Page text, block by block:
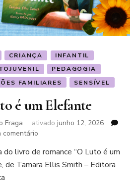
CRIANÇA
INFANTIL
PEDAGOGIA
FAMILIARES
SENSÍVEL
é um Elefante
Fraga ativadojunho 12, 2026
comentário
Luto
é
do livro de romance “O Luto é um
de Tamara Ellis Smith – Editora